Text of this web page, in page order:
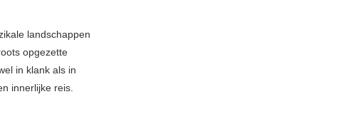
landschappen
opgezette
in klank als in
innerlijke reis.